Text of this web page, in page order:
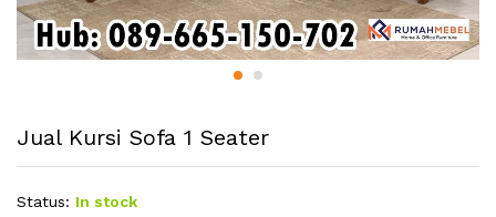
Jual Kursi Sofa 1 Seater
Status: In stock